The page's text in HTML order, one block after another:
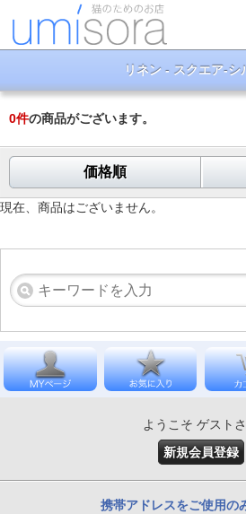
リネン - スクエア-シ
0件の商品がございます。
価格順
現在、商品はございません。
ようこそ ゲスト
新規会員登録
携帯アドレスをご使用の